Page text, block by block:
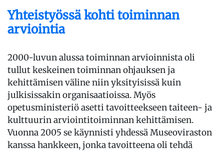
Yhteistyössä kohti toiminnan
arviointia
2000-luvun alussa toiminnan arvioinnista oli
tullut keskeinen toiminnan ohjauksen ja
kehittämisen väline niin yksityisissä kuin
julkisissakin organisaatioissa. Myös
opetusministeriö asetti tavoitteekseen taiteen- ja
kulttuurin arviointitoiminnan kehittämisen.
Vuonna 2005 se käynnisti yhdessä Museoviraston
kanssa hankkeen, jonka tavoitteena oli tehdä